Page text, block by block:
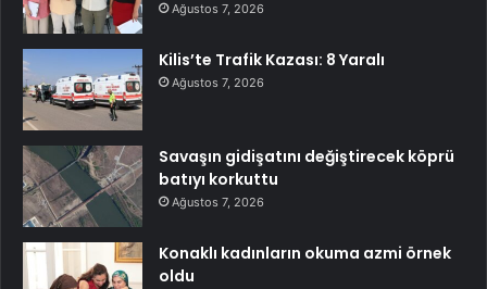
Ağustos 7, 2026
Kilis’te Trafik Kazası: 8 Yaralı
Ağustos 7, 2026
Savaşın gidişatını değiştirecek köprü
batıyı korkuttu
Ağustos 7, 2026
Konaklı kadınların okuma azmi örnek
oldu